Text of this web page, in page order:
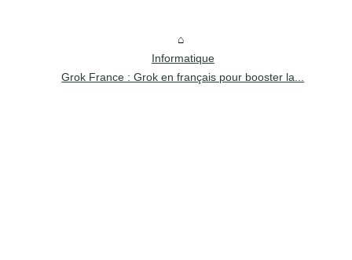
Informatique
Grok France : Grok en français pour booster la...